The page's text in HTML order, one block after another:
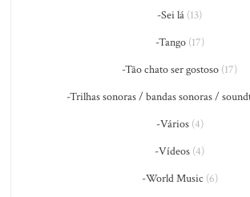
-Sei lá (13)
-Tango(17)
-Tão chato ser gostoso (17)
-Trilhas sonoras / bandas sonoras /
-Vários(4)
-Vídeos (4)
-World Music (6)